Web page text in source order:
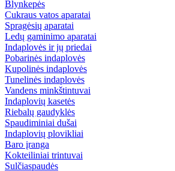
Blynkepės
Cukraus vatos aparatai
Spragėsių aparatai
Ledų gaminimo aparatai
Indaplovės ir jų priedai
Pobarinės indaplovės
Kupolinės indaplovės
Tunelinės indaplovės
Vandens minkštintuvai
Indaplovių kasetės
Riebalų gaudyklės
Spaudiminiai dušai
Indaplovių plovikliai
Baro įranga
Kokteiliniai trintuvai
Sulčiaspaudės